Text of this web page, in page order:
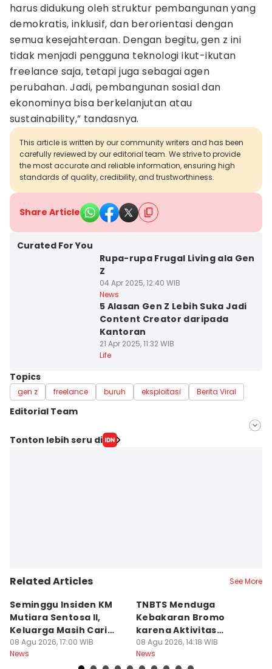
harus didukung oleh struktur pembangunan yang
demokratis, inklusif, dan berorientasi dengan
semua kesejahteraan. Dengan begitu, gen z ini
tidak menjadi pengguna teknologi ikut-ikutan
freelance saja, tetapi juga sebagai agen
perubahan. Jadi, pembangunan sosial dan
ekonominya bisa berkelanjutan atau
sustainability,” tandasnya.
This article is written by our community writers and has been
carefully reviewed by our editorial team. We strive to provide
the most accurate and reliable information, ensuring high
standards of quality, credibility, and trustworthiness.
Share Article
Curated For You
Rupa-rupa Frugal Living ala Gen
Z
04 Apr 2025, 12:40 WIB
News
5 Alasan Gen Z Lebih Suka Jadi
Content Creator daripada
Kantoran
21 Apr 2025, 11:32 WIB
Life
Topics
gen z freelance buruh eksploitasi Berita Viral
Editorial Team
Editor
Tonton lebih seru di
Related Articles See More
Seminggu Insiden KM
Mutiara Sentosa II,
Keluarga Masih Cari
Korban
08 Agu 2026, 17:00 WIB
News
TNBTS Menduga
Kebakaran Bromo
karena Aktivitas
Manusia
08 Agu 2026, 14:18 WIB
News